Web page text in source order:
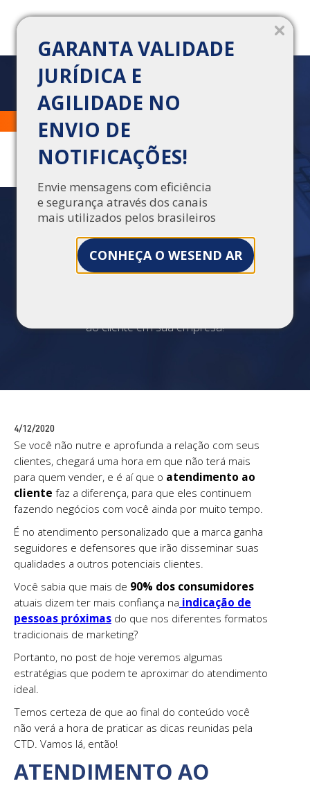
GARANTA VALIDADE
JURÍDICA E
AGILIDADE NO
ENVIO DE
NOTIFICAÇÕES!
Envie mensagens com eficiência
e segurança através dos canais
mais utilizados pelos brasileiros
CONHEÇA O WESEND AR
Trabalhe Conosco Central de Vendas
CONHEÇA QUATRO
PRÁTICAS PARA
FORTALECER SUA
ESTRATÉGIA DE
ATENDIMENTO AO
CLIENTE
Se você não nutre e aprofunda a relação com
seus clientes, chegará uma hora em que não
ao cliente em sua empresa!
4/12/2020
Se você não nutre e aprofunda a relação com seus
clientes, chegará uma hora em que não terá mais
para quem vender, e é aí que o atendimento ao
cliente faz a diferença, para que eles continuem
fazendo negócios com você ainda por muito tempo.
É no atendimento personalizado que a marca ganha
seguidores e defensores que irão disseminar suas
qualidades a outros potenciais clientes.
Você sabia que mais de 90% dos consumidores
atuais dizem ter mais confiança na indicação de
pessoas próximas do que nos diferentes formatos
tradicionais de marketing?
Portanto, no post de hoje veremos algumas
estratégias que podem te aproximar do atendimento
ideal.
Temos certeza de que ao final do conteúdo você
não verá a hora de praticar as dicas reunidas pela
CTD. Vamos lá, então!
ATENDIMENTO AO